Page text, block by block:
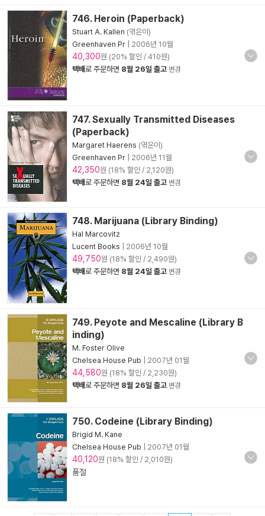
746. Heroin (Paperback)
Stuart A. Kallen (엮은이)
Greenhaven Pr
2006년 10월
40,300원 (20% 할인 / 410원)
택배로 주문하면 8월 26일 출고 변경
747. Sexually Transmitted Diseases
(Paperback)
Margaret Haerens (엮은이)
Greenhaven Pr
2006년 11월
42,350원 (18% 할인 / 2,120원)
택배로 주문하면 8월 24일 출고 변경
748. Marijuana (Library Binding)
Hal Marcovitz
Lucent Books
2006년 10월
49,750원 (18% 할인 / 2,490원)
택배로 주문하면 8월 24일 출고 변경
749. Peyote and Mescaline (Library B
inding)
M. Foster Olive
Chelsea House Pub
2007년 01월
44,580원 (18% 할인 / 2,230원)
택배로 주문하면 8월 26일 출고 변경
750. Codeine (Library Binding)
Brigid M. Kane
Chelsea House Pub
2007년 01월
40,120원 (18% 할인 / 2,010원)
품절